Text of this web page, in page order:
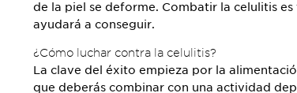
de la piel se deforme. Combatir la celulitis
ayudará a conseguir.
¿Cómo luchar contra la celulitis?
La clave del éxito empieza por la
que deberás combinar con una actividad